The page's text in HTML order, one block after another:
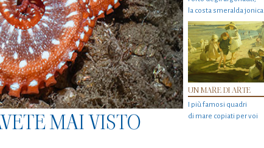
MAI VISTO
la costa smeralda jonica
UN MARE DI ARTE
I più famosi quadri
di mare copiati per voi